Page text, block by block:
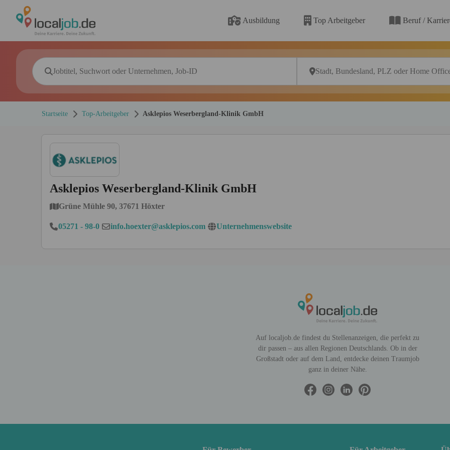
Ausbildung Top Arbeitgeber Beruf /
Startseite Top-Arbeitgeber Asklepios Weserbergland-Klinik GmbH
Asklepios Weserbergland-Klinik GmbH
Grüne Mühle 90, 37671 Höxter
05271 - 98-0 info.hoexter@asklepios.com Unternehmenswebsite
Auf localjob.de findest du Stellenanzeigen, die perfekt zu
dir passen – aus allen Regionen Deutschlands. Ob in der
Großstadt oder auf dem Land, entdecke deinen Traumjob
ganz in deiner Nähe.